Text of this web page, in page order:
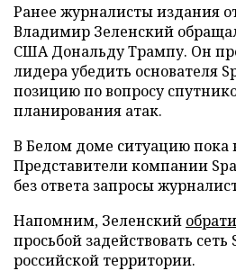
Ранее журналисты издания
Владимир Зеленский
США Дональду Трампу. Он
лидера убедить основателя
позицию по вопросу
планирования атак.
В Белом доме ситуацию
Представители компании
без ответа запросы
Напомним, Зеленский
просьбой задействовать
российской территории.